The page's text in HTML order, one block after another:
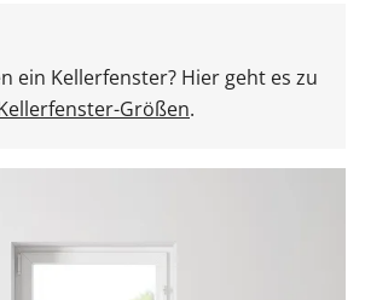
ein Kellerfenster? Hier geht es zu
Größen.